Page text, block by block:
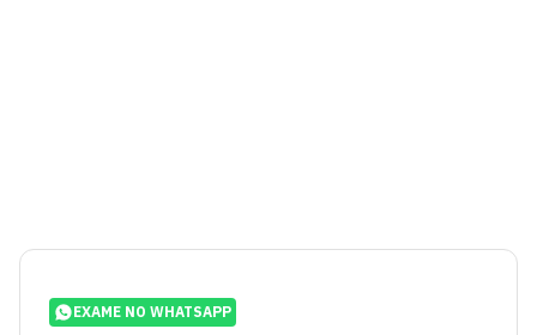
EXAME NO WHATSAPP